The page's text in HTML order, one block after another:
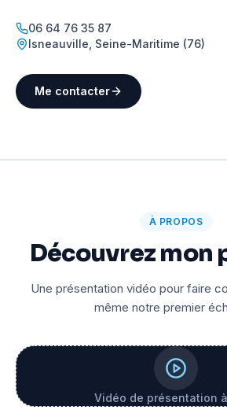
06 64 76 35 87
Isneauville Seine-Maritime (76)
Me contacter
À PROPOS
Découvrez mon
Une présentation vidéo pour faire
même notre premier
Vidéo de présentation